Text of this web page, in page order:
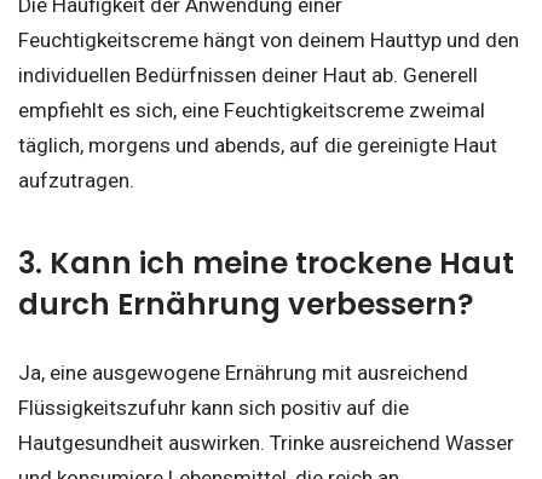
Die Häufigkeit der Anwendung einer
Feuchtigkeitscreme hängt von deinem Hauttyp und den
individuellen Bedürfnissen deiner Haut ab. Generell
empfiehlt es sich, eine Feuchtigkeitscreme zweimal
täglich, morgens und abends, auf die gereinigte Haut
aufzutragen.
3. Kann ich meine trockene Haut
durch Ernährung verbessern?
Ja, eine ausgewogene Ernährung mit ausreichend
Flüssigkeitszufuhr kann sich positiv auf die
Hautgesundheit auswirken. Trinke ausreichend Wasser